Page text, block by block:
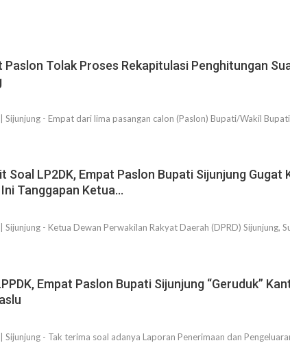
Paslon Tolak Proses Rekapitulasi Penghitungan
| Sijunjung - Empat dari lima pasangan calon (Paslon) Bupati/Wakil
Soal LP2DK, Empat Paslon Bupati Sijunjung Gugat
Tanggapan Ketua…
| Sijunjung - Ketua Dewan Perwakilan Rakyat Daerah (DPRD) Sijunjung,
Empat Paslon Bupati Sijunjung “Geruduk”
| Sijunjung - Tak terima soal adanya Laporan Penerimaan dan